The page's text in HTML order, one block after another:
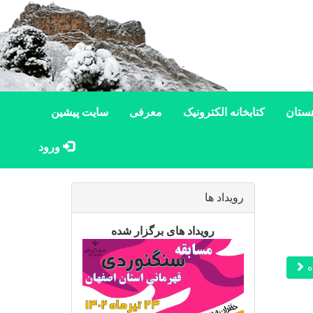
کتابخانه الکترونیک معرفی سایت پیشین
ورود
رویداد ها
رویداد های برگزار شده